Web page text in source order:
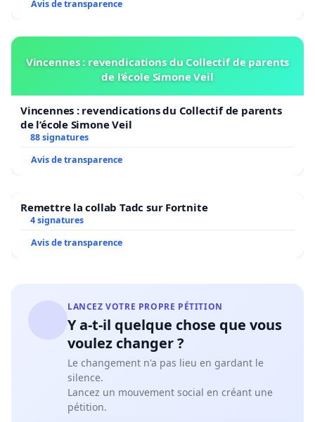
Avis de transparence
Vincennes : revendications du Collectif de parents
de l’école Simone Veil
Vincennes : revendications du Collectif de parents
de l’école Simone Veil
88 signatures
Avis de transparence
Remettre la collab Tadc sur Fortnite
4 signatures
Avis de transparence
LANCEZ VOTRE PROPRE PÉTITION
Y a-t-il quelque chose que vous
voulez changer ?
Le changement n'a pas lieu en gardant le
silence.
Lancez un mouvement social en créant une
pétition.